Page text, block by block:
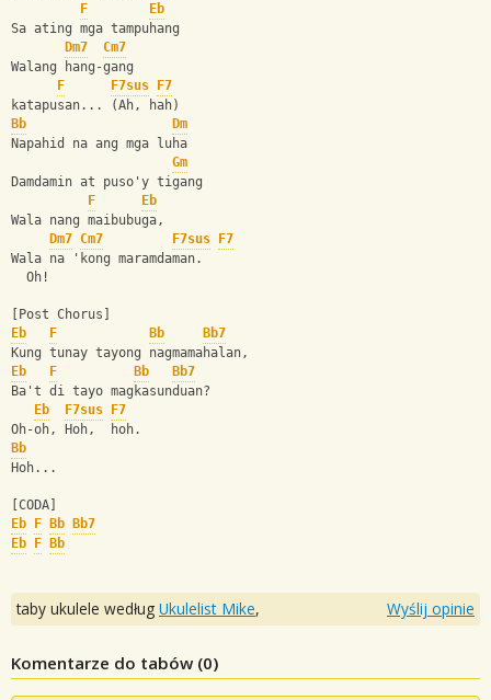
F
Eb
Sa ating mga tampuhang
Dm7
Cm7
Walang hang-gang
F
F7sus
F7
katapusan... (Ah, hah)
Bb
Dm
Napahid na ang mga luha
Gm
Damdamin at puso'y tigang
F
Eb
Wala nang maibubuga,
Dm7 Cm7 F7sus
F7
Wala na 'kong maramdaman.
  Oh!
[Post Chorus]
Eb
F Bb
Bb7
Kung tunay tayong nagmamahalan,
Eb
F Bb
Bb7
Ba't di tayo magkasunduan?
Eb
F7sus
F7
Oh-oh, Hoh,  hoh.
Bb
Hoh...
[CODA]
Eb
F Bb
Bb7
Eb
F Bb
taby ukulele według Ukulelist_Mike, Wyślij opinie
Komentarze do tabów (0)